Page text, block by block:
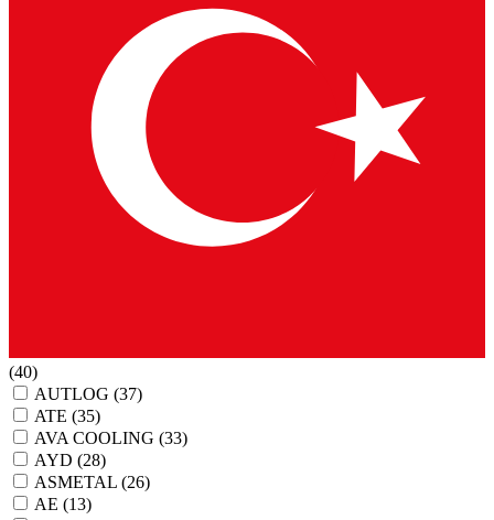
(40)
AUTLOG (37)
ATE (35)
AVA COOLING (33)
AYD (28)
ASMETAL (26)
AE (13)